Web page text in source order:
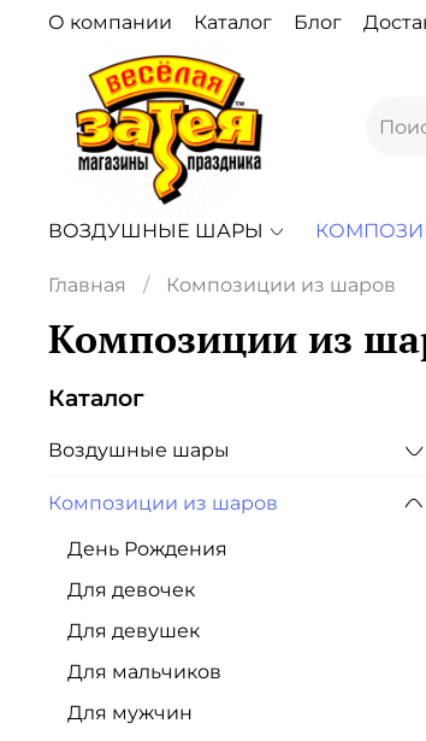
О компании Каталог Блог
ВОЗДУШНЫЕ ШАРЫ
Главная Композиции из шаров
Композиции из
Каталог
Воздушные шары
Композиции из шаров
День Рождения
Для девочек
Для девушек
Для мальчиков
Для мужчин